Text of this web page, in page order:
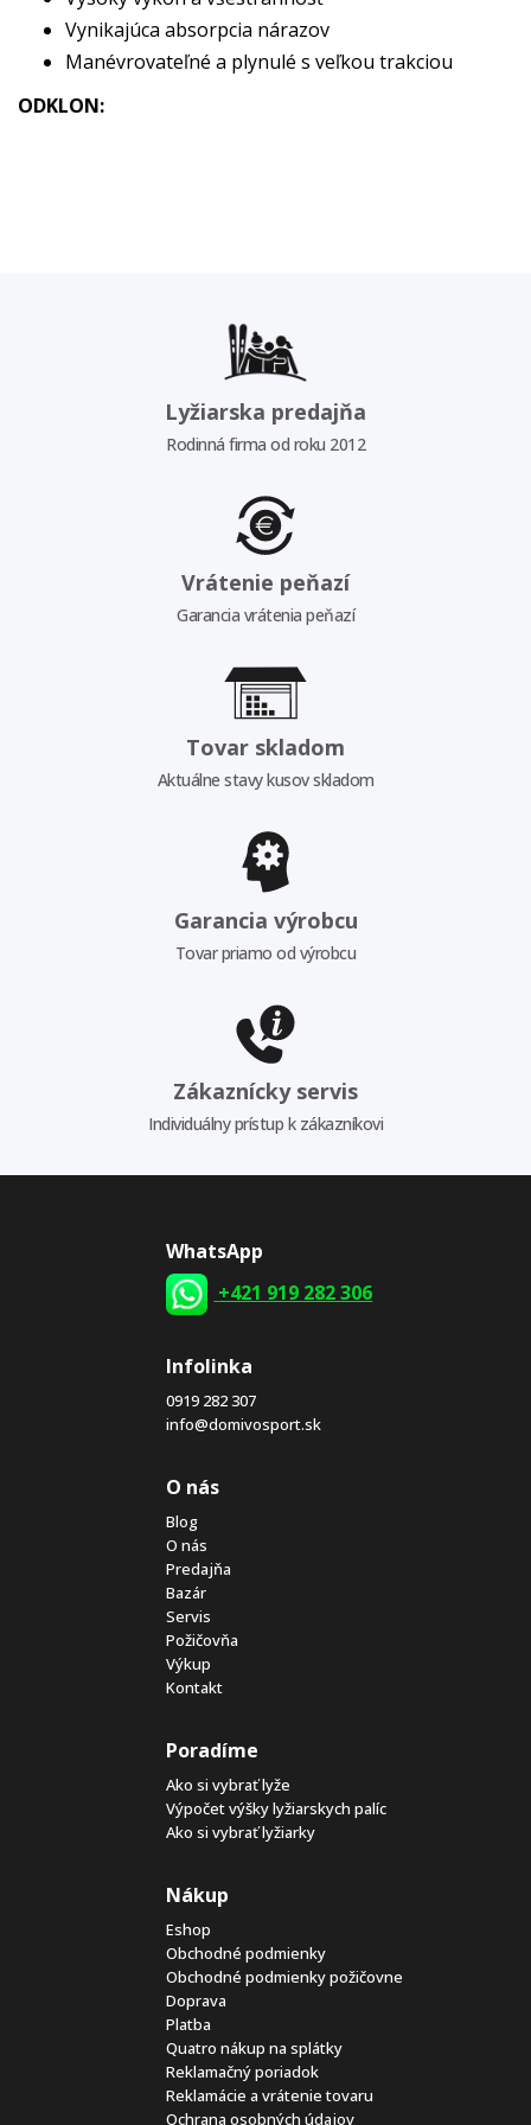
Vynikajúca absorpcia nárazov
Manévrovateľné a plynulé s veľkou trakciou
ODKLON:
Lyžiarska predajňa
Rodinná firma od roku 2012
Vrátenie peňazí
Garancia vrátenia peňazí
Tovar skladom
Aktuálne stavy kusov skladom
Garancia výrobcu
Tovar priamo od výrobcu
Zákaznícky servis
Individuálny prístup k zákazníkovi
WhatsApp
+421 919 282 306
Infolinka
0919 282 307
info@domivosport.sk
O nás
Blog
O nás
Predajňa
Bazár
Servis
Požičovňa
Výkup
Kontakt
Poradíme
Ako si vybrať lyže
Výpočet výšky lyžiarskych palíc
Ako si vybrať lyžiarky
Nákup
Eshop
Obchodné podmienky
Obchodné podmienky požičovne
Doprava
Platba
Quatro nákup na splátky
Reklamačný poriadok
Reklamácie a vrátenie tovaru
Ochrana osobných údajov